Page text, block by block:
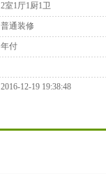
2室1厅1厨1卫
普通装修
年付
2016-12-19 19:38:48